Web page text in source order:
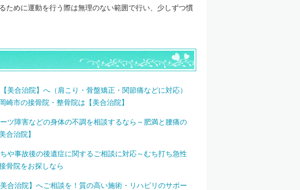
ために運動を行う際は無理のない範囲で行い、少しずつ慣
美合治院】へ（肩こり・骨盤矯正・関節痛などに対応）
崎市の接骨院・整骨院は【美合治院】
ツ障害などの身体の不調を相談するなら～肥満と腰痛の
合治院】
や事故後の後遺症に関するご相談に対応～むち打ち急性
骨院をお探しなら
合治院】へご相談を！質の高い施術・リハビリのサポー